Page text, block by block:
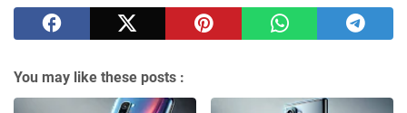
You may like these posts :